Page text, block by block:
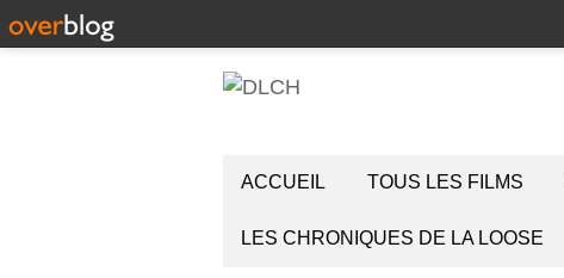
ACCUEIL TOUS LES FILMS
LES CHRONIQUES DE LA LOOSE